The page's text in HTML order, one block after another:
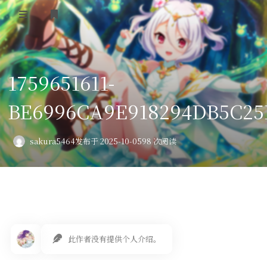
首页
VPS评测
AI绘画
教程
图库
登录
1759651611-
sakura5464发布于 2025-10-0598 次阅读
此作者没有提供个人介绍。